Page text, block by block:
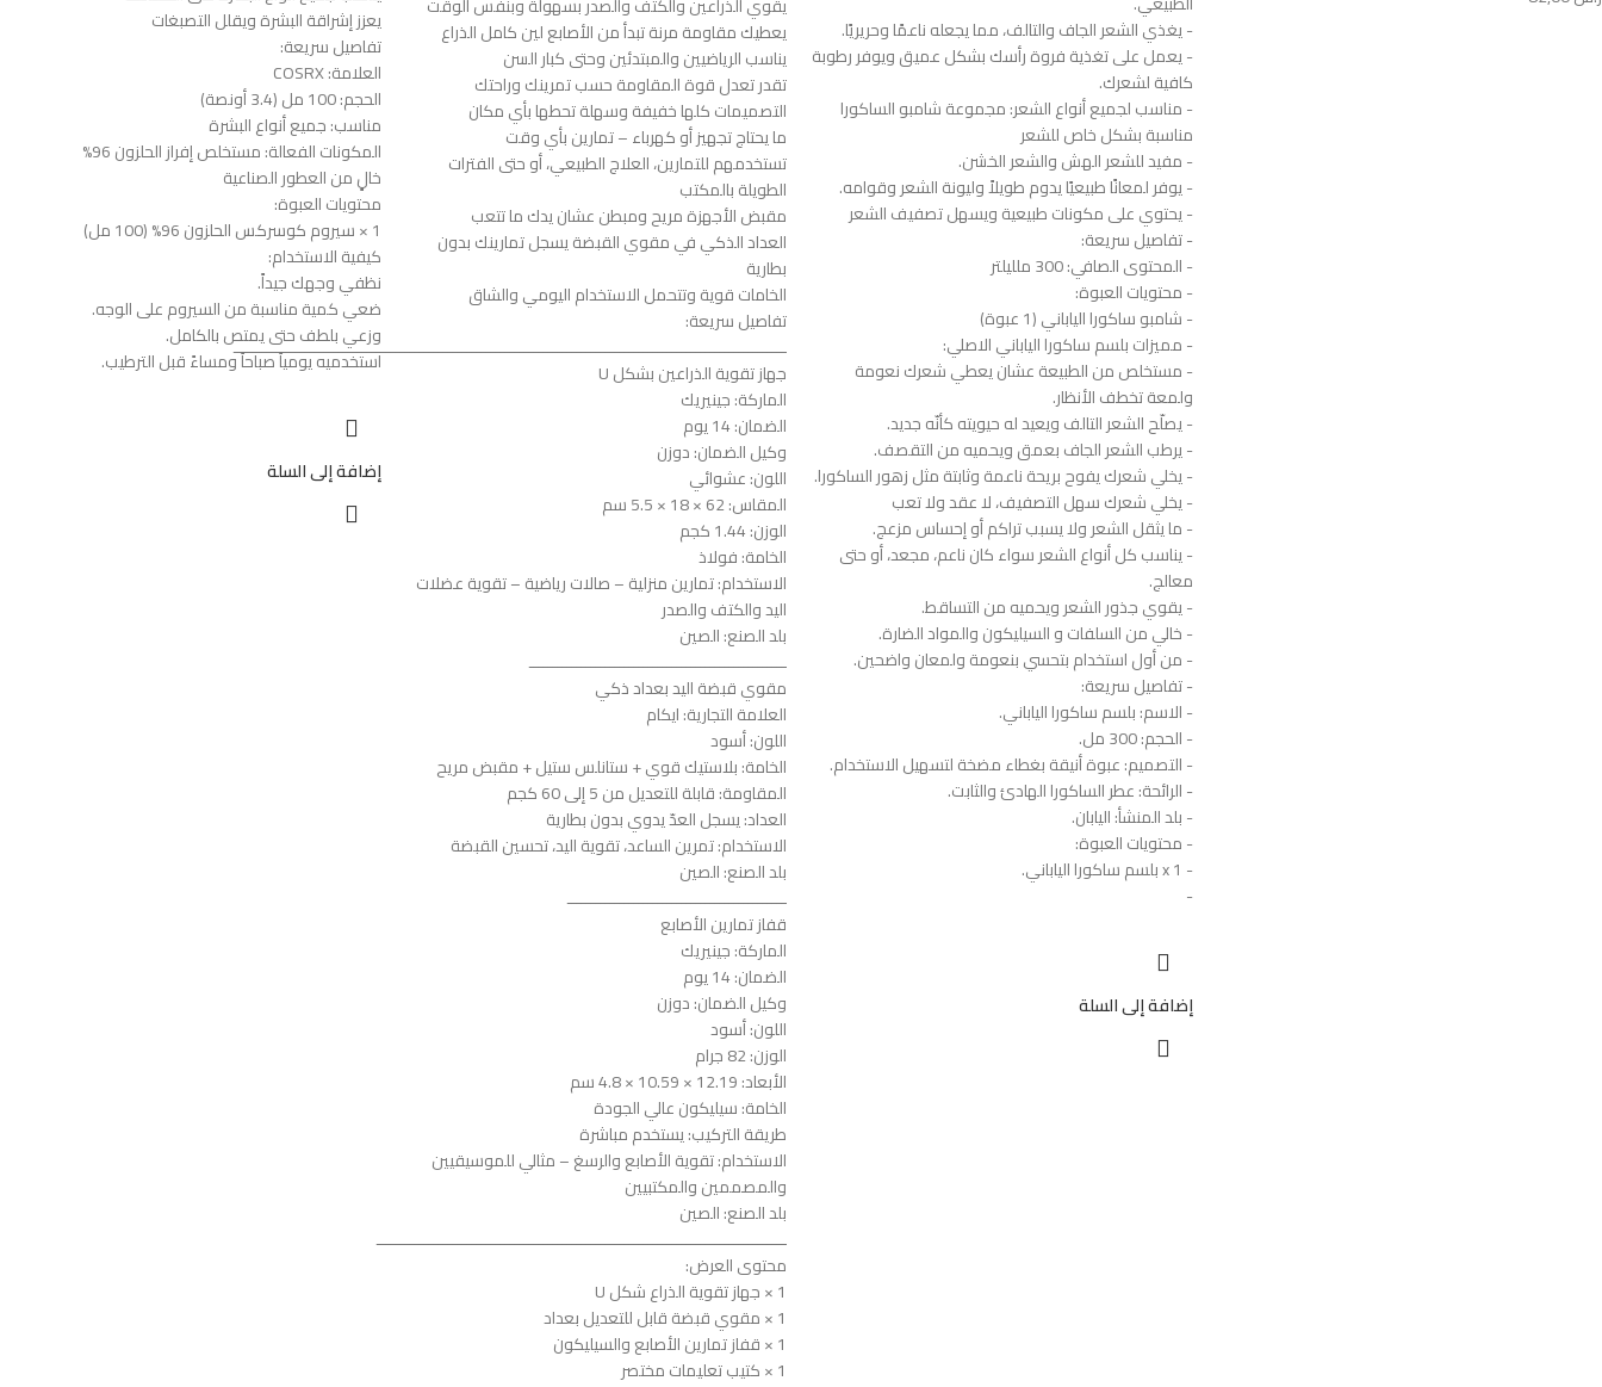
- يغذي الشعر الجاف والتالف، مما يجعله ناعمًا وحريريًا.
- يعمل على تغذية فروة رأسك بشكل عميق ويوفر رطوبة
كافية لشعرك.
- مناسب لجميع أنواع الشعر: مجموعة شامبو الساكورا
مناسبة بشكل خاص للشعر
- مفيد للشعر الهش والشعر الخشن.
- يوفر لمعانًا طبيعيًا يدوم طويلاً وليونة الشعر وقوامه.
- يحتوي على مكونات طبيعية ويسهل تصفيف الشعر
- تفاصيل سريعة:
- المحتوى الصافي: 300 ملليلتر
- محتويات العبوة:
- شامبو ساكورا الياباني (1 عبوة)
- مميزات بلسم ساكورا الياباني الاصلي:
- مستخلص من الطبيعة عشان يعطي شعرك نعومة
ولمعة تخطف الأنظار.
- يصلّح الشعر التالف ويعيد له حيويته كأنّه جديد.
- يرطب الشعر الجاف بعمق ويحميه من التقصف.
- يخلي شعرك يفوح بريحة ناعمة وثابتة مثل زهور الساكورا.
- يخلي شعرك سهل التصفيف، لا عقد ولا تعب
- ما يثقل الشعر ولا يسبب تراكم أو إحساس مزعج.
- يناسب كل أنواع الشعر سواء كان ناعم، مجعد، أو حتى
معالج.
- يقوي جذور الشعر ويحميه من التساقط.
- خالي من السلفات و السيليكون والمواد الضارة.
- من أول استخدام بتحسي بنعومة ولمعان واضحين.
- تفاصيل سريعة:
- الاسم: بلسم ساكورا الياباني.
- الحجم: 300 مل.
- التصميم: عبوة أنيقة بغطاء مضخة لتسهيل الاستخدام.
- الرائحة: عطر الساكورا الهادئ والثابت.
- بلد المنشأ: اليابان.
- محتويات العبوة:
- 1 x بلسم ساكورا الياباني.
-
إضافة إلى السلة
يعطيك مقاومة مرنة تبدأ من الأصابع لين كامل الذراع
يناسب الرياضيين والمبتدئين وحتى كبار السن
تقدر تعدل قوة المقاومة حسب تمرينك وراحتك
التصميمات كلها خفيفة وسهلة تحطها بأي مكان
ما يحتاج تجهيز أو كهرباء – تمارين بأي وقت
تستخدمهم للتمارين، العلاج الطبيعي، أو حتى الفترات
الطويلة بالمكتب
مقبض الأجهزة مريح ومبطن عشان يدك ما تتعب
العداد الذكي في مقوي القبضة يسجل تمارينك بدون
بطارية
الخامات قوية وتتحمل الاستخدام اليومي والشاق
تفاصيل سريعة:
ــــــــــــــــــــــــــــــــــــــــــــــــــــــــــــــــــــــــــــــــــــــــــــــــــــــــــــــــــــ
جهاز تقوية الذراعين بشكل U
الماركة: جينيريك
الضمان: 14 يوم
وكيل الضمان: دوزن
اللون: عشوائي
المقاس: 62 × 18 × 5.5 سم
الوزن: 1.44 كجم
الخامة: فولاذ
الاستخدام: تمارين منزلية – صالات رياضية – تقوية عضلات
اليد والكتف والصدر
بلد الصنع: الصين
ــــــــــــــــــــــــــــــــــــــــــــــــــــــ
مقوي قبضة اليد بعداد ذكي
العلامة التجارية: ايكام
اللون: أسود
الخامة: بلاستيك قوي + ستانلس ستيل + مقبض مريح
المقاومة: قابلة للتعديل من 5 إلى 60 كجم
العداد: يسجل العدّ يدوي بدون بطارية
الاستخدام: تمرين الساعد، تقوية اليد، تحسين القبضة
بلد الصنع: الصين
ــــــــــــــــــــــــــــــــــــــــــــــ
قفاز تمارين الأصابع
الماركة: جينيريك
الضمان: 14 يوم
وكيل الضمان: دوزن
اللون: أسود
الوزن: 82 جرام
الأبعاد: 12.19 × 10.59 × 4.8 سم
الخامة: سيليكون عالي الجودة
طريقة التركيب: يستخدم مباشرة
الاستخدام: تقوية الأصابع والرسغ – مثالي للموسيقيين
والمصممين والمكتبيين
بلد الصنع: الصين
ــــــــــــــــــــــــــــــــــــــــــــــــــــــــــــــــــــــــــــــــــــــ
محتوى العرض:
1 × جهاز تقوية الذراع شكل U
1 × مقوي قبضة قابل للتعديل بعداد
1 × قفاز تمارين الأصابع والسيليكون
1 × كتيب تعليمات مختصر
يعزز إشراقة البشرة ويقلل التصبغات
تفاصيل سريعة:
العلامة: COSRX
الحجم: 100 مل (3.4 أونصة)
مناسب: جميع أنواع البشرة
المكونات الفعالة: مستخلص إفراز الحلزون 96%
خالٍ من العطور الصناعية
محتويات العبوة:
1 × سيروم كوسركس الحلزون 96% (100 مل)
كيفية الاستخدام:
نظفي وجهك جيداً.
ضعي كمية مناسبة من السيروم على الوجه.
وزعي بلطف حتى يمتص بالكامل.
استخدميه يومياً صباحاً ومساءً قبل الترطيب.
إضافة إلى السلة